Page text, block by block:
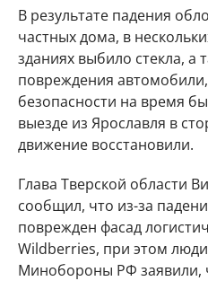
В результате падения
частных дома, в
зданиях выбило стекла, а
повреждения
безопасности на время
выезде из Ярославля в
движение восстановили.
Глава Тверской области
сообщил, что из-за
поврежден фасад
Wildberries, при этом
Минобороны РФ заявили,